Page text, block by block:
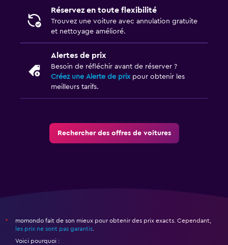
Réservez en toute flexibilité
Trouvez une voiture avec annulation gratuite
et nettoyage amélioré.
Alertes de prix
Besoin de réfléchir avant de réserver ?
Créez une Alerte de prixpour obtenir les
meilleurs tarifs.
Rechercher des offres de voitures
*
momondo fait de son mieux pour obtenir des prix exacts. Cependant,
les prix ne sont pas garantis.
Voici pourquoi :